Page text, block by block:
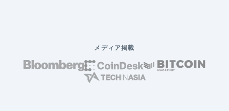
メディア掲載